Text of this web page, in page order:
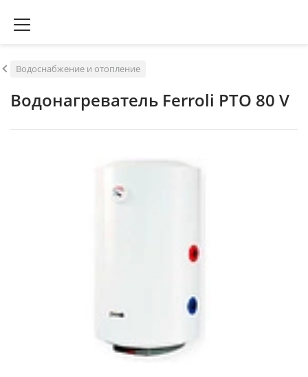
Водоснабжение и отопление
Водонагреватель Ferroli PTO 80 V